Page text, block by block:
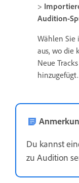
>
Audition-
Wählen Sie
aus, wo die
Neue
hinzugefügt.
Du kannst
zu Audition